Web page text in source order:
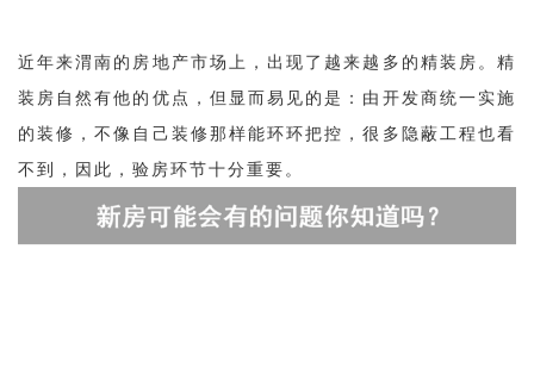
近年来渭南的房地产市场上，出现了越来越多的精装房。精
装房自然有他的优点，但显而易见的是：由开发商统一实施
的装修，不像自己装修那样能环环把控，很多隐蔽工程也看
不到，因此，验房环节十分重要。